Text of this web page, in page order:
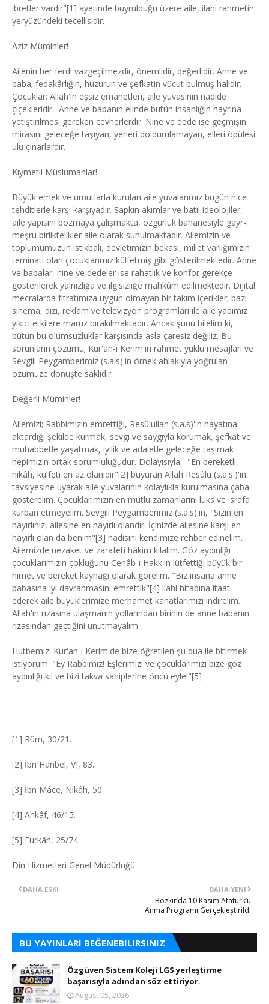
ibretler vardır"[1] ayetinde buyrulduğu üzere aile, ilahi rahmetin
yeryüzündeki tecellisidir.
Aziz Müminler!
Ailenin her ferdi vazgeçilmezdir, önemlidir, değerlidir. Anne ve
baba; fedakârlığın, huzurun ve şefkatin vücut bulmuş halidir.
Çocuklar; Allah'ın eşsiz emanetleri, aile yuvasının nadide
çiçekleridir. Anne ve babanın elinde bütün insanlığın hayrına
yetiştirilmesi gereken cevherlerdir. Nine ve dede ise geçmişin
mirasını geleceğe taşıyan, yerleri doldurulamayan, elleri öpülesi
ulu çınarlardır.
Kıymetli Müslümanlar!
Büyük emek ve umutlarla kurulan aile yuvalarımız bugün nice
tehditlerle karşı karşıyadır. Sapkın akımlar ve batıl ideolojiler,
aile yapısını bozmaya çalışmakta, özgürlük bahanesiyle gayr-ı
meşru birliktelikler aile olarak sunulmaktadır. Ailemizin ve
toplumumuzun istikbali, devletimizin bekası, millet varlığımızın
teminatı olan çocuklarımız külfetmiş gibi gösterilmektedir. Anne
ve babalar, nine ve dedeler ise rahatlık ve konfor gerekçe
gösterilerek yalnızlığa ve ilgisizliğe mahkûm edilmektedir. Dijital
mecralarda fıtratımıza uygun olmayan bir takım içerikler; bazı
sinema, dizi, reklam ve televizyon programları ile aile yapımız
yıkıcı etkilere maruz bırakılmaktadır. Ancak şunu bilelim ki,
bütün bu olumsuzluklar karşısında asla çaresiz değiliz. Bu
sorunların çözümü; Kur'an-ı Kerim'in rahmet yüklü mesajları ve
Sevgili Peygamberimiz (s.a.s)'in örnek ahlakıyla yoğrulan
özümüze dönüşte saklıdır.
Değerli Müminler!
Ailemizi; Rabbimizin emrettiği, Resûlullah (s.a.s)'in hayatına
aktardığı şekilde kurmak, sevgi ve saygıyla korumak, şefkat ve
muhabbetle yaşatmak, iyilik ve adaletle geleceğe taşımak
hepimizin ortak sorumluluğudur. Dolayısıyla, "En bereketli
nikâh, külfeti en az olanıdır"[2] buyuran Allah Resûlü (s.a.s.)'in
tavsiyesine uyarak aile yuvalarının kolaylıkla kurulmasına çaba
gösterelim. Çocuklarımızın en mutlu zamanlarını lüks ve israfa
kurban etmeyelim. Sevgili Peygamberimiz (s.a.s)'in, "Sizin en
hayırlınız, ailesine en hayırlı olandır. İçinizde ailesine karşı en
hayırlı olan da benim"[3] hadisini kendimize rehber edinelim.
Ailemizde nezaket ve zarafeti hâkim kılalım. Göz aydınlığı
çocuklarımızın çokluğunu Cenâb-ı Hakk'ın lütfettiği büyük bir
nimet ve bereket kaynağı olarak görelim. "Biz insana anne
babasına iyi davranmasını emrettik"[4] ilahi hitabına itaat
ederek aile büyüklerimize merhamet kanatlarımızı indirelim.
Allah'ın rızasına ulaşmanın yollarından birinin de anne babanın
rızasından geçtiğini unutmayalım.
Hutbemizi Kur'an-ı Kerim'de bize öğretilen şu dua ile bitirmek
istiyorum: "Ey Rabbimiz! Eşlerimizi ve çocuklarımızı bize göz
aydınlığı kıl ve bizi takva sahiplerine öncü eyle!"[5]
[1] Rûm, 30/21.
[2] İbn Hanbel, VI, 83.
[3] İbn Mâce, Nikâh, 50.
[4] Ahkâf, 46/15.
[5] Furkân, 25/74.
Din Hizmetleri Genel Müdürlüğü
DAHA YENI
Bozkır’da 10 Kasım Atatürk’ü
Anma Programı Gerçekleştirildi
DAHA ESKI
BU YAYINLARI BEĞENEBILIRSINIZ
Özgüven Sistem Koleji LGS yerleştirme
başarısıyla adından söz ettiriyor.
August 05, 2026